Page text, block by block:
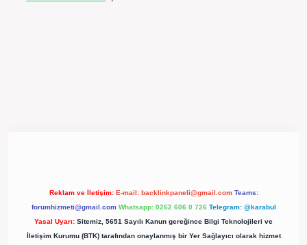
Reklam ve İletişim: E-mail: backlinkpaneli@gmail.com Teams:
forumhizmeti@gmail.com Whatsapp: 0262 606 0 726 Telegram: @karabul
Yasal Uyarı: Sitemiz, 5651 Sayılı Kanun gereğince Bilgi Teknolojileri ve
İletişim Kurumu (BTK) tarafından onaylanmış bir Yer Sağlayıcı olarak hizmet